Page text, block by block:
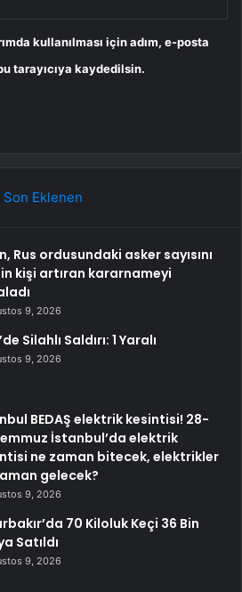
kullanılması için adım, e-posta
tarayıcıya kaydedilsin.
Son Eklenen
Rus ordusundaki asker sayısını
kişi artıran kararnameyi
9, 2026
Silahlı Saldırı: 1 Yaralı
9, 2026
BEDAŞ elektrik kesintisi! 28-
İstanbul’da elektrik
ne zaman bitecek, elektrikler
gelecek?
9, 2026
70 Kiloluk Keçi 36 Bin
Satıldı
9, 2026